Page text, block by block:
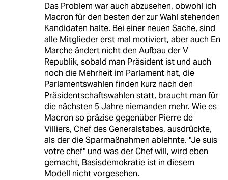
Das Problem war auch abzusehen, obwohl ich
Macron für den besten der zur Wahl stehenden
Kandidaten halte. Bei einer neuen Sache, sind
alle Mitglieder erst mal motiviert, aber auch En
Marche ändert nicht den Aufbau der V
Republik, sobald man Präsident ist und auch
noch die Mehrheit im Parlament hat, die
Parlamentswahlen finden kurz nach den
Präsidentschaftswahlen statt, braucht man für
die nächsten 5 Jahre niemanden mehr. Wie es
Macron so präzise gegenüber Pierre de
Villiers, Chef des Generalstabes, ausdrückte,
als der die Sparmaßnahmen ablehnte. "Je suis
votre chef" und was der Chef will, wird eben
gemacht, Basisdemokratie ist in diesem
Modell nicht vorgesehen.